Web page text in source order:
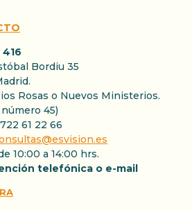
416
Bordiu 35
Rosas o Nuevos Ministerios.
45)
61 22 66
10:00 a 14:00 hrs.
telefónica o e-mail